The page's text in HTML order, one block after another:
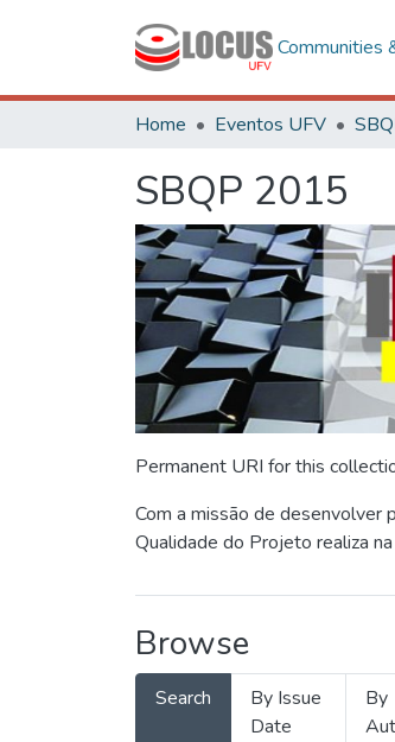
Communities
Home Eventos UFV
SBQP 2015
Permanent URI for this
Com a missão de desenvolver
Qualidade do Projeto realiza
Browse
Search
By Issue
Date
By